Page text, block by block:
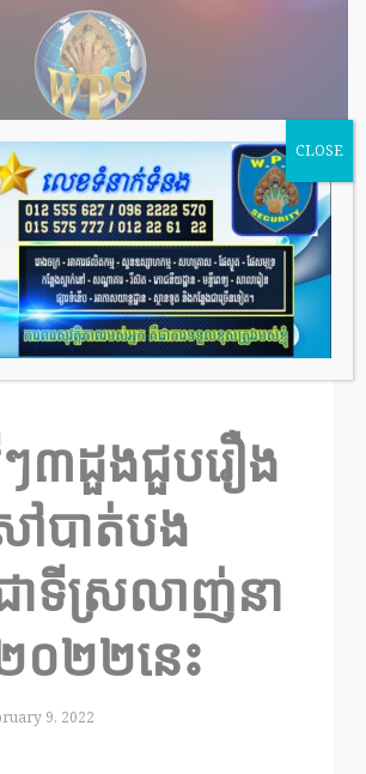
ជួបរឿងសោកសៅបាត់បងមនុស្សជាទីស្រលាញ់នាដើម
ៗ៣ដួងជួបរឿង
បាត់បង
ទីស្រលាញ់នា
២០២២នេះ
9, 2022
CLOSE